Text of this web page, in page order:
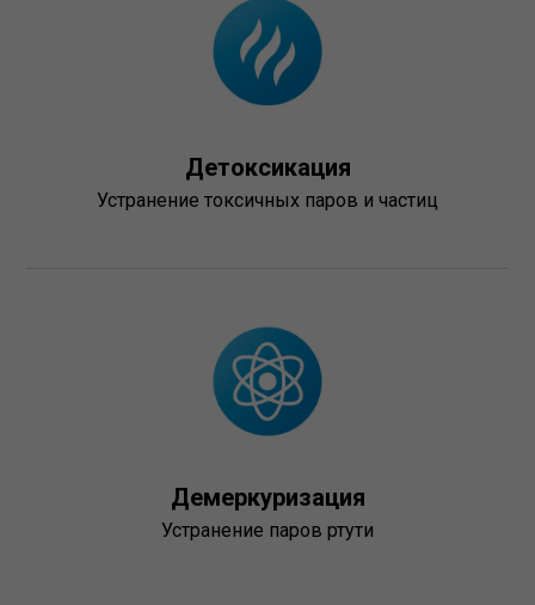
Детоксикация
Устранение токсичных паров и частиц
Демеркуризация
Устранение паров ртути